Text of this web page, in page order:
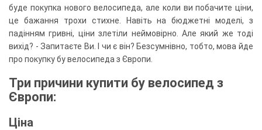
буде покупка нового велосипеда, але коли ви побачите ціни,
це бажання трохи стихне. Навіть на бюджетні моделі, з
падінням гривні, ціни злетіли неймовірно. Але який же тоді
вихід? - Запитаєте Ви. І чи є він? Безсумнівно, тобто, мова йде
про покупку бу велосипеда з Європи.
Три причини купити бу велосипед з
Європи:
Ціна